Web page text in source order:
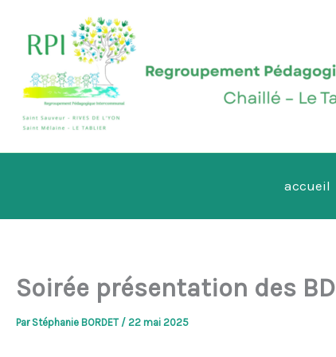
contenu
accueil
Soirée présentation des BD
Par Stéphanie BORDET / 22 mai 2025